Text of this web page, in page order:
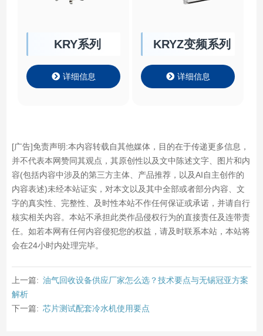
KRY系列
详细信息
KRYZ变频系列
详细信息
[广告]免责声明:本内容转载自其他媒体，目的在于传递更多信息，
并不代表本网赞同其观点，其原创性以及文中陈述文字、图片和内
容(包括内容中涉及的第三方主体、产品推荐，以及AI自主创作的
内容表述)未经本站证实，对本文以及其中全部或者部分内容、文
字的真实性、完整性、及时性本站不作任何保证或承诺，并请自行
核实相关内容。本站不承担此类作品侵权行为的直接责任及连带责
任。如若本网有任何内容侵犯您的权益，请及时联系本站，本站将
会在24小时内处理完毕。
上一篇: 油气回收设备供应厂家怎么选？技术要点与无锡冠亚方案
解析
下一篇: 芯片测试配套冷水机使用要点